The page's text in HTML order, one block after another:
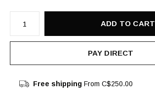
ADD TO CART
PAY DIRECT
Free shipping From C$250.00